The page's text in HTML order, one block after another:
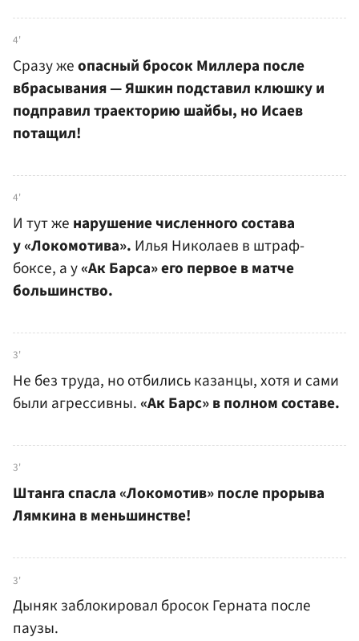
4'
Сразу жеопасный бросок Миллера после
вбрасывания — Яшкин подставил клюшку и
подправил траекторию шайбы, но Исаев
потащил!
4'
И тут же нарушение численного состава
у «Локомотива». Илья Николаев в штраф-
боксе, а у«Ак Барса» его первое в матче
большинство.
3'
Не без труда, но отбились казанцы, хотя и сами
были агрессивны. «Ак Барс» в полном составе.
3'
Штанга спасла «Локомотив» после прорыва
Лямкина в меньшинстве!
3'
Дыняк заблокировал бросок Герната после
паузы.